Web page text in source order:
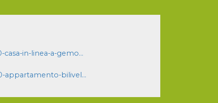
in-linea-a-gemo...
bilivel...